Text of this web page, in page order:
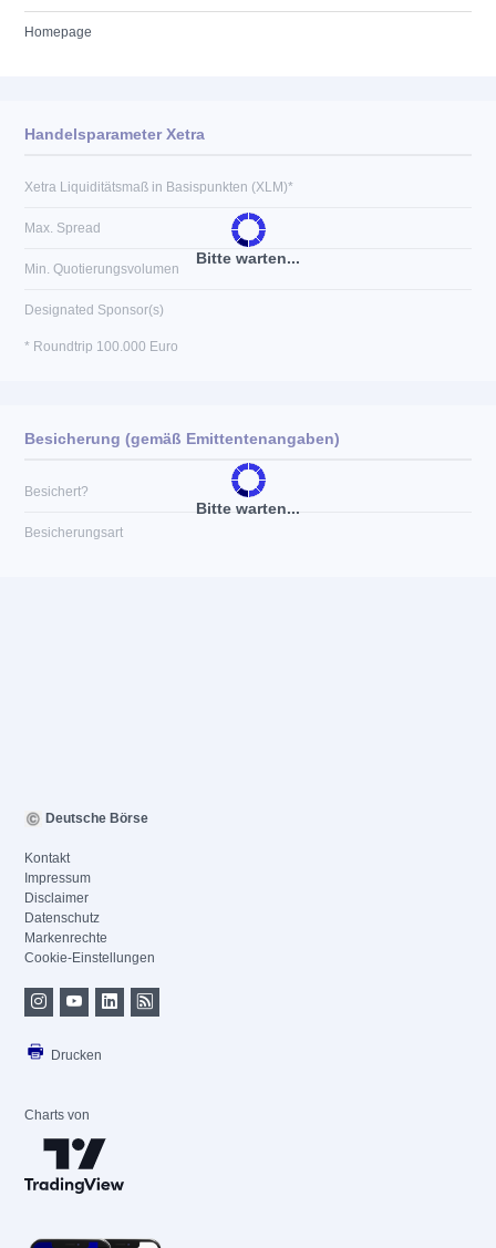
Homepage
Bitte warten...
Handelsparameter Xetra
Xetra Liquiditätsmaß in Basispunkten (XLM)*
Max. Spread
Min. Quotierungsvolumen
Designated Sponsor(s)
* Roundtrip 100.000 Euro
Bitte warten...
Besicherung (gemäß Emittentenangaben)
Besichert?
Besicherungsart
Deutsche Börse
Kontakt
Impressum
Disclaimer
Datenschutz
Markenrechte
Cookie-Einstellungen
Drucken
Charts von